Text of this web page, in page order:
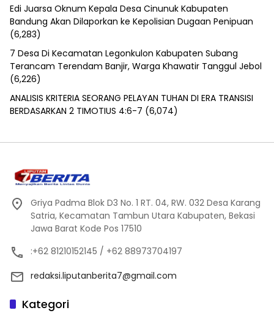
Edi Juarsa Oknum Kepala Desa Cinunuk Kabupaten
Bandung Akan Dilaporkan ke Kepolisian Dugaan Penipuan
(6,283)
7 Desa Di Kecamatan Legonkulon Kabupaten Subang
Terancam Terendam Banjir, Warga Khawatir Tanggul Jebol
(6,226)
ANALISIS KRITERIA SEORANG PELAYAN TUHAN DI ERA TRANSISI
BERDASARKAN 2 TIMOTIUS 4:6-7 (6,074)
Griya Padma Blok D3 No. 1 RT. 04, RW. 032 Desa Karang
Satria, Kecamatan Tambun Utara Kabupaten, Bekasi
Jawa Barat Kode Pos 17510
:+62 81210152145 / +62 88973704197
redaksi.liputanberita7@gmail.com
Kategori